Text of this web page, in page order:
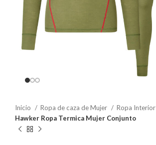
Inicio Ropa de caza de Mujer
Ropa Interior
Hawker Ropa Termica Mujer Conjunto